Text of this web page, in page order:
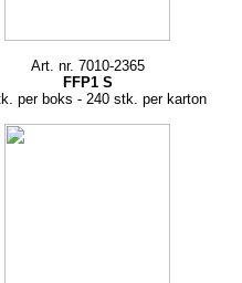
Art. nr. 7010-2365
FFP1 S
per boks - 240 stk. per karton